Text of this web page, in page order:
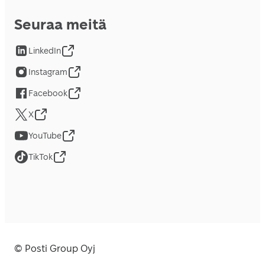
Seuraa meitä
LinkedIn
Instagram
Facebook
X
YouTube
TikTok
© Posti Group Oyj